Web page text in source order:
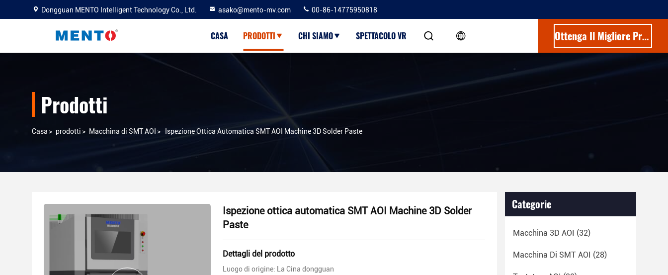
Dongguan MENTO Intelligent Technology Co., Ltd. asako@mento-mv.com 00-86-14775950818
CASA PRODOTTI CHI SIAMO SPETTACOLO VR Ottenga Il Migliore Prezzo
Prodotti
Casa > prodotti > Macchina di SMT AOI > Ispezione Ottica Automatica SMT AOI Machine 3D Solder Paste
Ispezione ottica automatica SMT AOI Machine 3D Solder
Paste
Dettagli del prodotto
Luogo di origine: La Cina dongguan
Categorie
Macchina 3D AOI (32)
Macchina Di SMT AOI (28)